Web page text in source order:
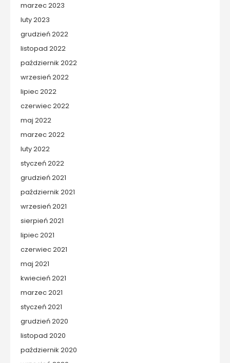
marzec 2023
luty 2023
grudzień 2022
listopad 2022
październik 2022
wrzesień 2022
lipiec 2022
czerwiec 2022
maj 2022
marzec 2022
luty 2022
styczeń 2022
grudzień 2021
październik 2021
wrzesień 2021
sierpień 2021
lipiec 2021
czerwiec 2021
maj 2021
kwiecień 2021
marzec 2021
styczeń 2021
grudzień 2020
listopad 2020
październik 2020